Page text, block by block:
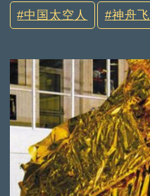
中国太空人 神舟